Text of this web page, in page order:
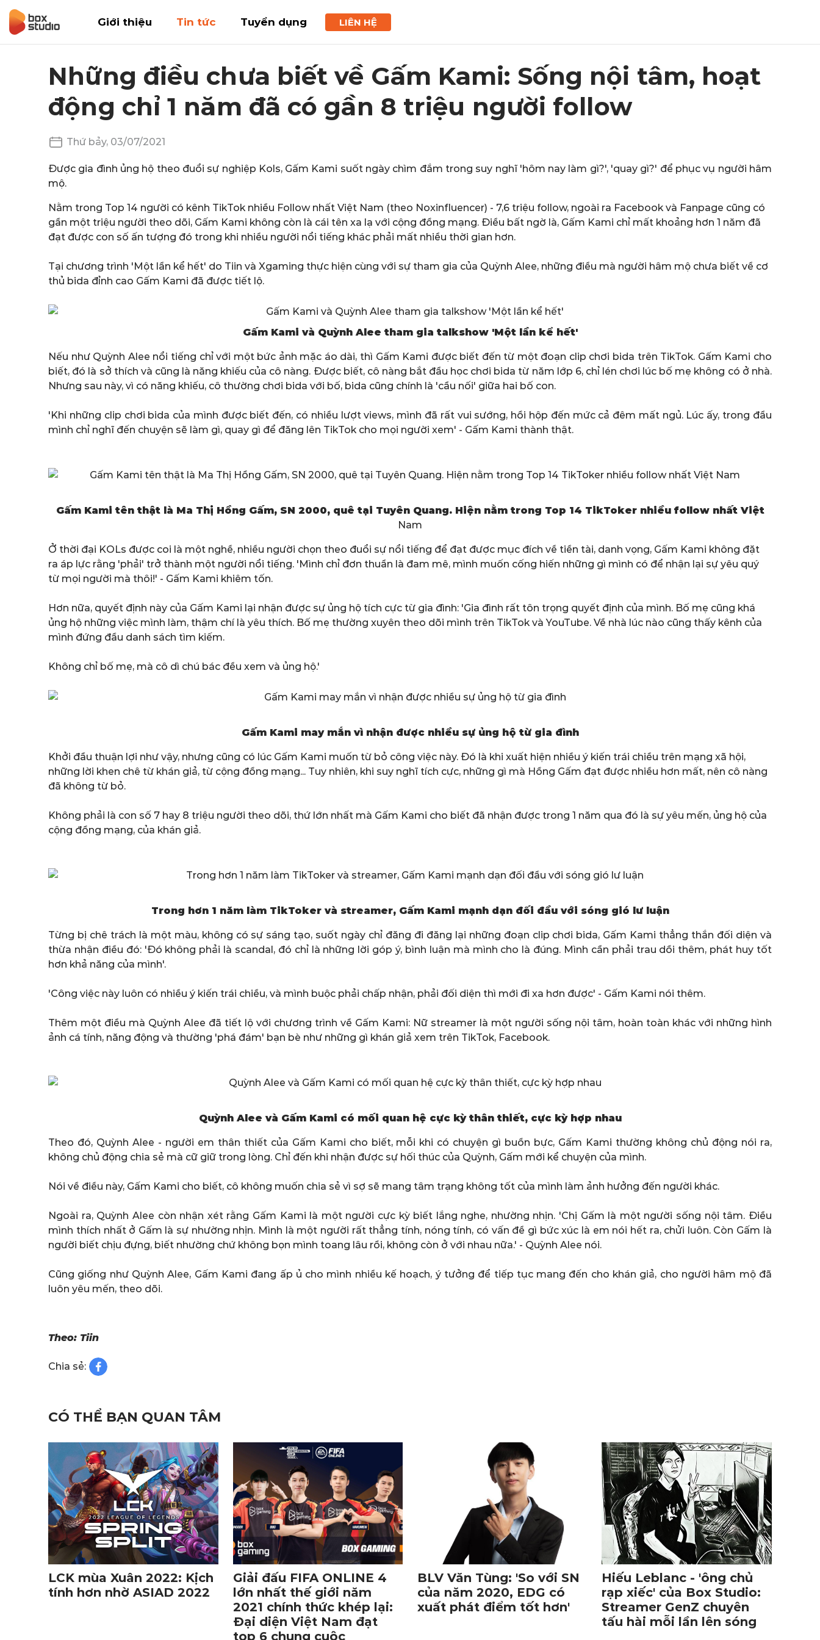
Giới thiệu Tin tức Tuyển dụng LIÊN HỆ
Những điều chưa biết về Gấm Kami: Sống nội tâm, hoạt
động chỉ 1 năm đã có gần 8 triệu người follow
Thứ bảy, 03/07/2021
Được gia đình ủng hộ theo đuổi sự nghiệp Kols, Gấm Kami suốt ngày chìm đắm trong suy nghĩ 'hôm nay làm gì?', 'quay gì?' để phục vụ người hâm
mộ.
Nằm trong Top 14 người có kênh TikTok nhiều Follow nhất Việt Nam (theo Noxinfluencer) - 7,6 triệu follow, ngoài ra Facebook và Fanpage cũng có
gần một triệu người theo dõi, Gấm Kami không còn là cái tên xa lạ với cộng đồng mạng. Điều bất ngờ là, Gấm Kami chỉ mất khoảng hơn 1 năm đã
đạt được con số ấn tượng đó trong khi nhiều người nổi tiếng khác phải mất nhiều thời gian hơn.
Tại chương trình 'Một lần kể hết' do Tiin và Xgaming thực hiện cùng với sự tham gia của Quỳnh Alee, những điều mà người hâm mộ chưa biết về cơ
thủ bida đỉnh cao Gấm Kami đã được tiết lộ.
Gấm Kami và Quỳnh Alee tham gia talkshow 'Một lần kể hết'
Nếu như Quỳnh Alee nổi tiếng chỉ với một bức ảnh mặc áo dài, thì Gấm Kami được biết đến từ một đoạn clip chơi bida trên TikTok. Gấm Kami cho
biết, đó là sở thích và cũng là năng khiếu của cô nàng. Được biết, cô nàng bắt đầu học chơi bida từ năm lớp 6, chỉ lén chơi lúc bố mẹ không có ở nhà.
Nhưng sau này, vì có năng khiếu, cô thường chơi bida với bố, bida cũng chính là 'cầu nối' giữa hai bố con.
'Khi những clip chơi bida của mình được biết đến, có nhiều lượt views, mình đã rất vui sướng, hồi hộp đến mức cả đêm mất ngủ. Lúc ấy, trong đầu
mình chỉ nghĩ đến chuyện sẽ làm gì, quay gì để đăng lên TikTok cho mọi người xem' - Gấm Kami thành thật.
Gấm Kami tên thật là Ma Thị Hồng Gấm, SN 2000, quê tại Tuyên Quang. Hiện nằm trong Top 14 TikToker nhiều follow nhất Việt
Nam
Ở thời đại KOLs được coi là một nghề, nhiều người chọn theo đuổi sự nổi tiếng để đạt được mục đích về tiền tài, danh vọng, Gấm Kami không đặt
ra áp lực rằng 'phải' trở thành một người nổi tiếng. 'Mình chỉ đơn thuần là đam mê, mình muốn cống hiến những gì mình có để nhận lại sự yêu quý
từ mọi người mà thôi!' - Gấm Kami khiêm tốn.
Hơn nữa, quyết định này của Gấm Kami lại nhận được sự ủng hộ tích cực từ gia đình: 'Gia đình rất tôn trọng quyết định của mình. Bố mẹ cũng khá
ủng hộ những việc mình làm, thậm chí là yêu thích. Bố mẹ thường xuyên theo dõi mình trên TikTok và YouTube. Về nhà lúc nào cũng thấy kênh của
mình đứng đầu danh sách tìm kiếm.
Không chỉ bố mẹ, mà cô dì chú bác đều xem và ủng hộ.'
Gấm Kami may mắn vì nhận được nhiều sự ủng hộ từ gia đình
Khởi đầu thuận lợi như vậy, nhưng cũng có lúc Gấm Kami muốn từ bỏ công việc này. Đó là khi xuất hiện nhiều ý kiến trái chiều trên mạng xã hội,
những lời khen chê từ khán giả, từ cộng đồng mạng... Tuy nhiên, khi suy nghĩ tích cực, những gì mà Hồng Gấm đạt được nhiều hơn mất, nên cô nàng
đã không từ bỏ.
Không phải là con số 7 hay 8 triệu người theo dõi, thứ lớn nhất mà Gấm Kami cho biết đã nhận được trong 1 năm qua đó là sự yêu mến, ủng hộ của
cộng đồng mạng, của khán giả.
Trong hơn 1 năm làm TikToker và streamer, Gấm Kami mạnh dạn đối đầu với sóng gió lư luận
Từng bị chê trách là một màu, không có sự sáng tạo, suốt ngày chỉ đăng đi đăng lại những đoạn clip chơi bida, Gấm Kami thẳng thắn đối diện và
thừa nhận điều đó: 'Đó không phải là scandal, đó chỉ là những lời góp ý, bình luận mà mình cho là đúng. Mình cần phải trau dồi thêm, phát huy tốt
hơn khả năng của mình'.
'Công việc này luôn có nhiều ý kiến trái chiều, và mình buộc phải chấp nhận, phải đối diện thì mới đi xa hơn được' - Gấm Kami nói thêm.
Thêm một điều mà Quỳnh Alee đã tiết lộ với chương trình về Gấm Kami: Nữ streamer là một người sống nội tâm, hoàn toàn khác với những hình
ảnh cá tính, năng động và thường 'phá đám' bạn bè như những gì khán giả xem trên TikTok, Facebook.
Quỳnh Alee và Gấm Kami có mối quan hệ cực kỳ thân thiết, cực kỳ hợp nhau
Theo đó, Quỳnh Alee - người em thân thiết của Gấm Kami cho biết, mỗi khi có chuyện gì buồn bực, Gấm Kami thường không chủ động nói ra,
không chủ động chia sẻ mà cữ giữ trong lòng. Chỉ đến khi nhận được sự hối thúc của Quỳnh, Gấm mới kể chuyện của mình.
Nói về điều này, Gấm Kami cho biết, cô không muốn chia sẻ vì sợ sẽ mang tâm trạng không tốt của mình làm ảnh hưởng đến người khác.
Ngoài ra, Quỳnh Alee còn nhận xét rằng Gấm Kami là một người cực kỳ biết lắng nghe, nhường nhịn. 'Chị Gấm là một người sống nội tâm. Điều
mình thích nhất ở Gấm là sự nhường nhịn. Mình là một người rất thẳng tính, nóng tính, có vấn đề gì bức xúc là em nói hết ra, chửi luôn. Còn Gấm là
người biết chịu đựng, biết nhường chứ không bọn mình toang lâu rồi, không còn ở với nhau nữa.' - Quỳnh Alee nói.
Cũng giống như Quỳnh Alee, Gấm Kami đang ấp ủ cho mình nhiều kế hoạch, ý tưởng để tiếp tục mang đến cho khán giả, cho người hâm mộ đã
luôn yêu mến, theo dõi.
Theo: Tiin
Chia sẻ:
CÓ THỂ BẠN QUAN TÂM
LCK mùa Xuân 2022: Kịch
tính hơn nhờ ASIAD 2022
Giải đấu FIFA ONLINE 4
lớn nhất thế giới năm
2021 chính thức khép lại:
Đại diện Việt Nam đạt
top 6 chung cuộc
BLV Văn Tùng: 'So với SN
của năm 2020, EDG có
xuất phát điểm tốt hơn'
Hiếu Leblanc - 'ông chủ
rạp xiếc' của Box Studio:
Streamer GenZ chuyên
tấu hài mỗi lần lên sóng